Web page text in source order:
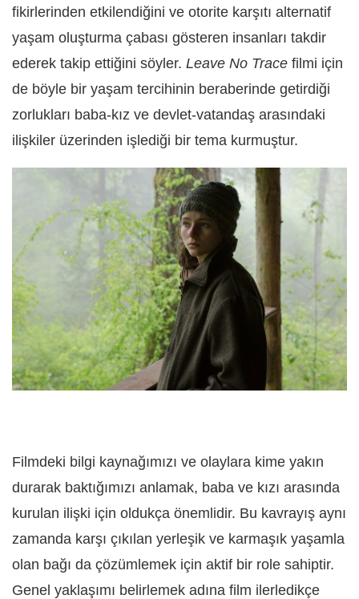
fikirlerinden etkilendiğini ve otorite karşıtı alternatif
yaşam oluşturma çabası gösteren insanları takdir
ederek takip ettiğini söyler. Leave No Trace filmi için
de böyle bir yaşam tercihinin beraberinde getirdiği
zorlukları baba-kız ve devlet-vatandaş arasındaki
ilişkiler üzerinden işlediği bir tema kurmuştur.
Filmdeki bilgi kaynağımızı ve olaylara kime yakın
durarak baktığımızı anlamak, baba ve kızı arasında
kurulan ilişki için oldukça önemlidir. Bu kavrayış aynı
zamanda karşı çıkılan yerleşik ve karmaşık yaşamla
olan bağı da çözümlemek için aktif bir role sahiptir.
Genel yaklaşımı belirlemek adına film ilerledikçe